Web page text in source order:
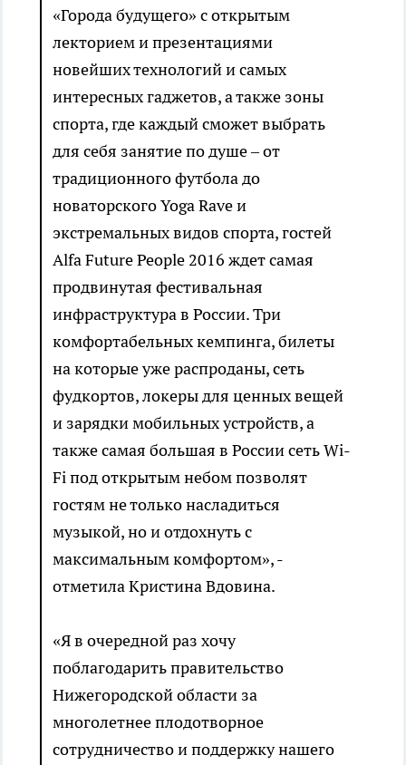
«Города будущего» с открытым
лекторием и презентациями
новейших технологий и самых
интересных гаджетов, а также зоны
спорта, где каждый сможет выбрать
для себя занятие по душе – от
традиционного футбола до
новаторского Yoga Rave и
экстремальных видов спорта, гостей
Alfa Future People 2016 ждет самая
продвинутая фестивальная
инфраструктура в России. Три
комфортабельных кемпинга, билеты
на которые уже распроданы, сеть
фудкортов, локеры для ценных вещей
и зарядки мобильных устройств, а
также самая большая в России сеть Wi-
Fi под открытым небом позволят
гостям не только насладиться
музыкой, но и отдохнуть с
максимальным комфортом», -
отметила Кристина Вдовина.
«Я в очередной раз хочу
поблагодарить правительство
Нижегородской области за
многолетнее плодотворное
сотрудничество и поддержку нашего